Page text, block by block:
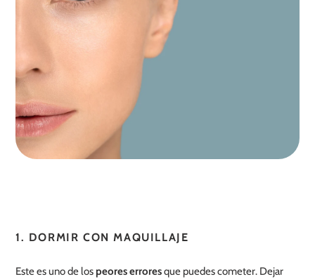
1. DORMIR CON MAQUILLAJE
Este es uno de lospeores erroresque puedes cometer. Dejar